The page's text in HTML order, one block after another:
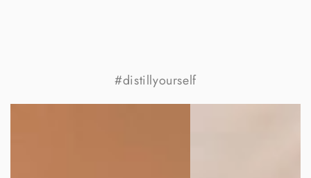
#distillyourself